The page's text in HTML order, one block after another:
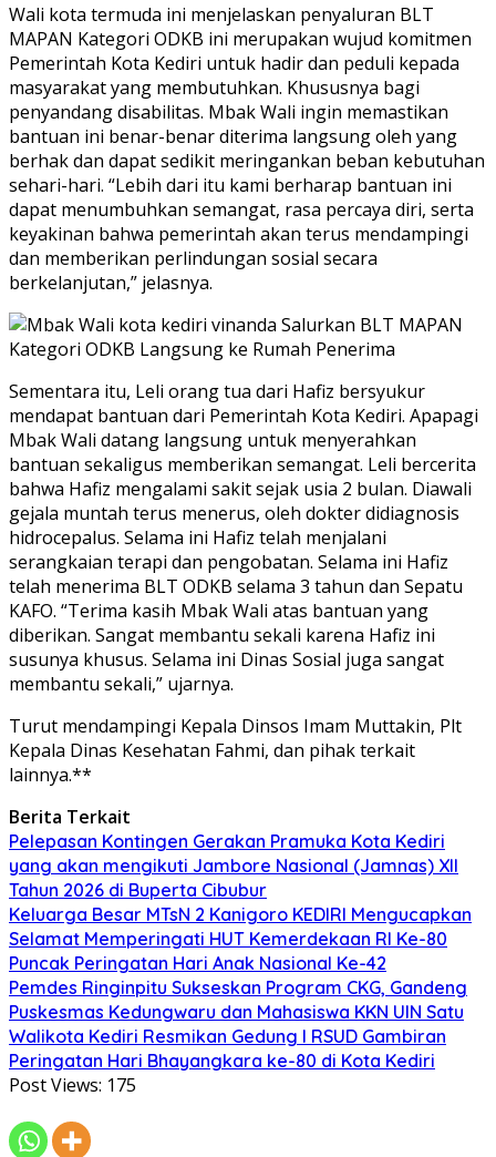
Wali kota termuda ini menjelaskan penyaluran BLT
MAPAN Kategori ODKB ini merupakan wujud komitmen
Pemerintah Kota Kediri untuk hadir dan peduli kepada
masyarakat yang membutuhkan. Khususnya bagi
penyandang disabilitas. Mbak Wali ingin memastikan
bantuan ini benar-benar diterima langsung oleh yang
berhak dan dapat sedikit meringankan beban kebutuhan
sehari-hari. “Lebih dari itu kami berharap bantuan ini
dapat menumbuhkan semangat, rasa percaya diri, serta
keyakinan bahwa pemerintah akan terus mendampingi
dan memberikan perlindungan sosial secara
berkelanjutan,” jelasnya.
Sementara itu, Leli orang tua dari Hafiz bersyukur
mendapat bantuan dari Pemerintah Kota Kediri. Apapagi
Mbak Wali datang langsung untuk menyerahkan
bantuan sekaligus memberikan semangat. Leli bercerita
bahwa Hafiz mengalami sakit sejak usia 2 bulan. Diawali
gejala muntah terus menerus, oleh dokter didiagnosis
hidrocepalus. Selama ini Hafiz telah menjalani
serangkaian terapi dan pengobatan. Selama ini Hafiz
telah menerima BLT ODKB selama 3 tahun dan Sepatu
KAFO. “Terima kasih Mbak Wali atas bantuan yang
diberikan. Sangat membantu sekali karena Hafiz ini
susunya khusus. Selama ini Dinas Sosial juga sangat
membantu sekali,” ujarnya.
Turut mendampingi Kepala Dinsos Imam Muttakin, Plt
Kepala Dinas Kesehatan Fahmi, dan pihak terkait
lainnya.**
Berita Terkait
Pelepasan Kontingen Gerakan Pramuka Kota Kediri
yang akan mengikuti Jambore Nasional (Jamnas) XII
Tahun 2026 di Buperta Cibubur
Keluarga Besar MTsN 2 Kanigoro KEDIRI Mengucapkan
Selamat Memperingati HUT Kemerdekaan RI Ke-80
Puncak Peringatan Hari Anak Nasional Ke-42
Pemdes Ringinpitu Sukseskan Program CKG, Gandeng
Puskesmas Kedungwaru dan Mahasiswa KKN UIN Satu
Walikota Kediri Resmikan Gedung I RSUD Gambiran
Peringatan Hari Bhayangkara ke-80 di Kota Kediri
Post Views: 175